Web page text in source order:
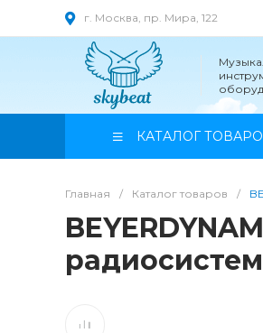
г. Москва, пр. Мира, 122
КАТАЛОГ
Главная / Каталог товаров /